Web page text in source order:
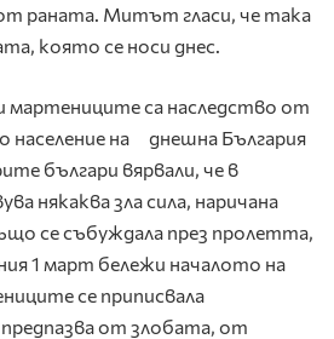
раната. Митът гласи, че така
която се носи днес.
мартениците са наследство от
на днешна България
българи вярвали, че в
някаква зла сила, наричана
се събуждала през пролетта,
1 март бележи началото на
се приписвала
предпазва от злобата, от